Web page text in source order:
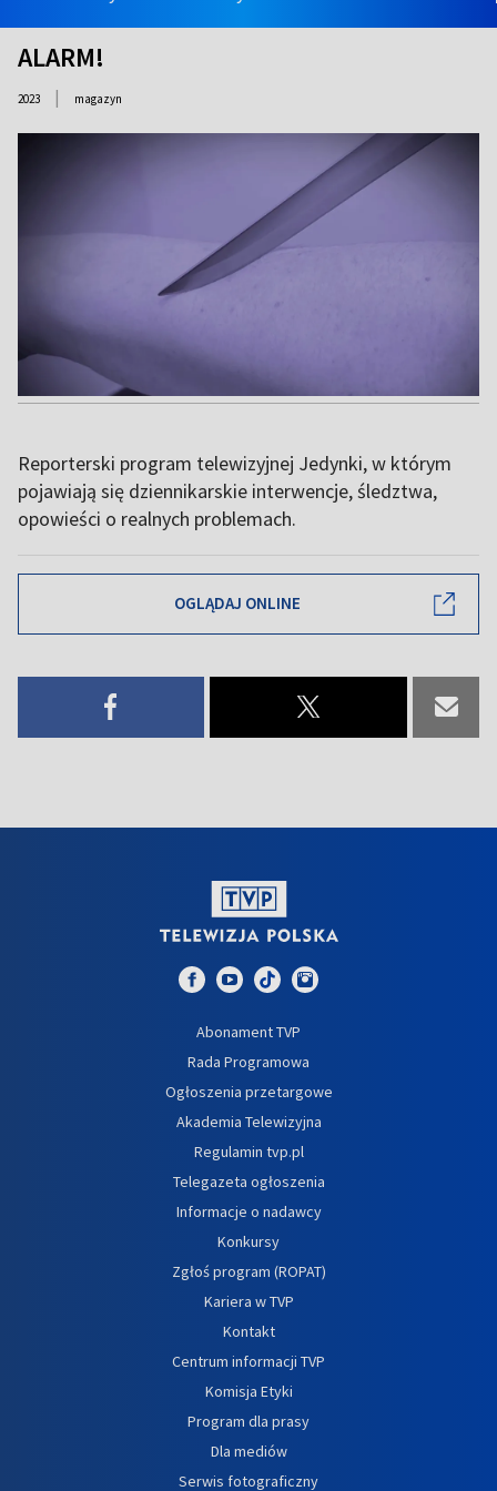
ALARM!
2023 | magazyn
Reporterski program telewizyjnej Jedynki, w którym
pojawiają się dziennikarskie interwencje, śledztwa,
opowieści o realnych problemach.
OGLĄDAJ ONLINE
Abonament TVP
Rada Programowa
Ogłoszenia przetargowe
Akademia Telewizyjna
Regulamin tvp.pl
Telegazeta ogłoszenia
Informacje o nadawcy
Konkursy
Zgłoś program (ROPAT)
Kariera w TVP
Kontakt
Centrum informacji TVP
Komisja Etyki
Program dla prasy
Dla mediów
Serwis fotograficzny